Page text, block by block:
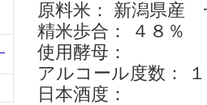
原料米： 新潟県産
精米歩合： ４８％
使用酵母：
アルコール度数：
日本酒度：